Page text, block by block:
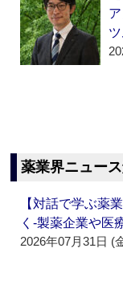
薬業界ニュー
【対話で学ぶ薬
く‐製薬企業や
2026年07月31日 (